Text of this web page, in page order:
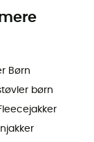
Børn
børn